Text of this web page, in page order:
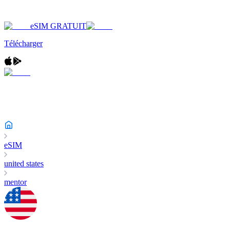
eSIM GRATUIT
Télécharger
eSIM
united states
mentor